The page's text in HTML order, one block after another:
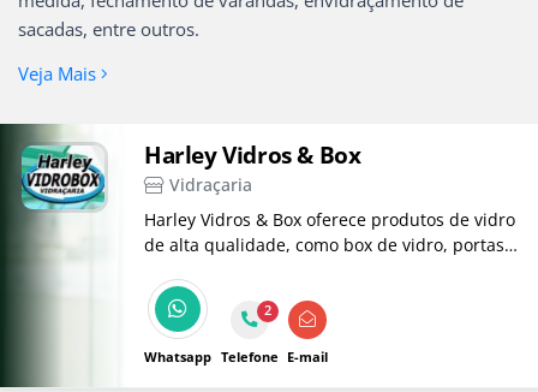
sacadas, entre outros.
Veja Mais
Harley Vidros & Box
Vidraçaria
Harley Vidros & Box oferece produtos de vidro
de alta qualidade, como box de vidro, portas,
antipânico para residências e empresas.
Whatsapp
2
Telefone E-mail